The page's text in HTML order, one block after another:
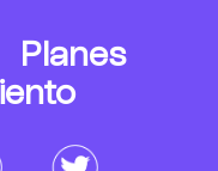
Planes